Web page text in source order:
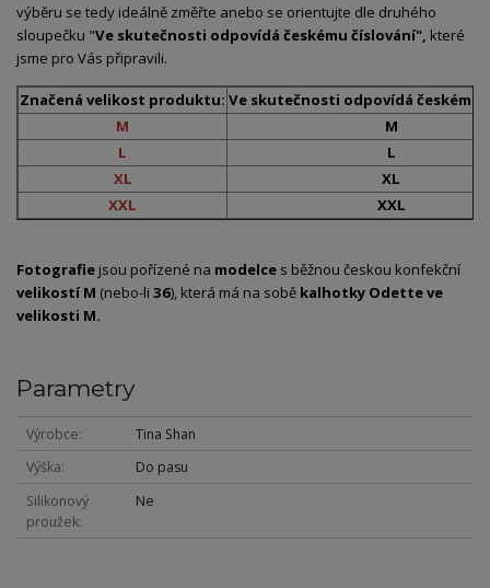
výběru se tedy ideálně změřte anebo se orientujte dle druhého
sloupečku "Ve skutečnosti odpovídá českému číslování", které
jsme pro Vás připravili.
Značená velikost produktu: Ve skutečnosti odpovídá českému
M
M
L
L
XL
XL
XXL
XXL
Fotografie jsou pořízené na modelce s běžnou českou konfekční
velikostí M (nebo-li 36), která má na sobě kalhotky Odetteve
velikosti M.
Parametry
Výrobce
Tina Shan
Výška
Do pasu
Silikonový
proužek
Ne